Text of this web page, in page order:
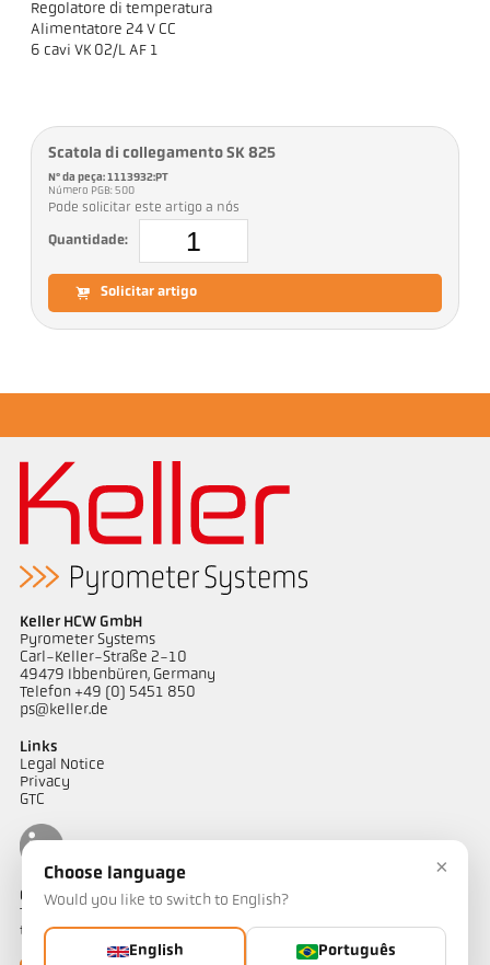
Regolatore di temperatura
Alimentatore 24 V CC
6 cavi VK 02/L AF 1
Scatola di collegamento SK 825
Nº da peça: 1113932:PT
Número PGB: 500
Pode solicitar este artigo a nós
Quantidade:
Solicitar artigo
Keller HCW GmbH
Pyrometer Systems
Carl-Keller-Straße 2-10
49479 Ibbenbüren, Germany
Telefon +49 (0) 5451 850
ps@keller.de
Links
Legal Notice
Privacy
GTC
Contacto
Tem alguma questão sobre as nossas soluções de medição de
temperatura? A nossa equipa terá todo o prazer em ajudá-lo.
×
Choose language
Would you like to switch to English?
English Português